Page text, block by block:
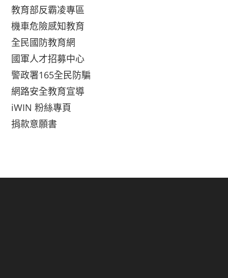
教育部反霸凌專區
機車危險感知教育
全民國防教育網
國軍人才招募中心
警政署165全民防騙
網路安全教育宣導
iWIN 粉絲專頁
捐款意願書